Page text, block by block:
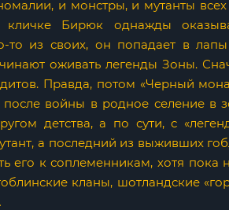
и монстры, и мутанты
Бирюк однажды
то из своих, он попадает в
оживать легенды Зоны.
Правда, потом «Черный
войны в родное селение в
детства, а по сути, с
а последний из выживших
его к соплеменникам, хотя пока
кланы, шотландские